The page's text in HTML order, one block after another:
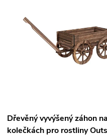
Dřevěný vyvýšený záhon na
kolečkách pro rostliny